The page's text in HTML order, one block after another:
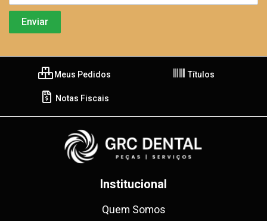
Meus Pedidos Títulos
Notas Fiscais
Institucional
Quem Somos